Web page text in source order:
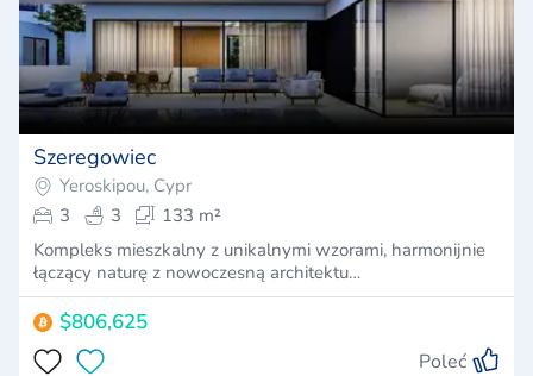
Szeregowiec
Yeroskipou, Cypr
3
3
133 m²
Kompleks mieszkalny z unikalnymi wzorami, harmonijnie
łączący naturę z nowoczesną architektu…
$806,625
Poleć